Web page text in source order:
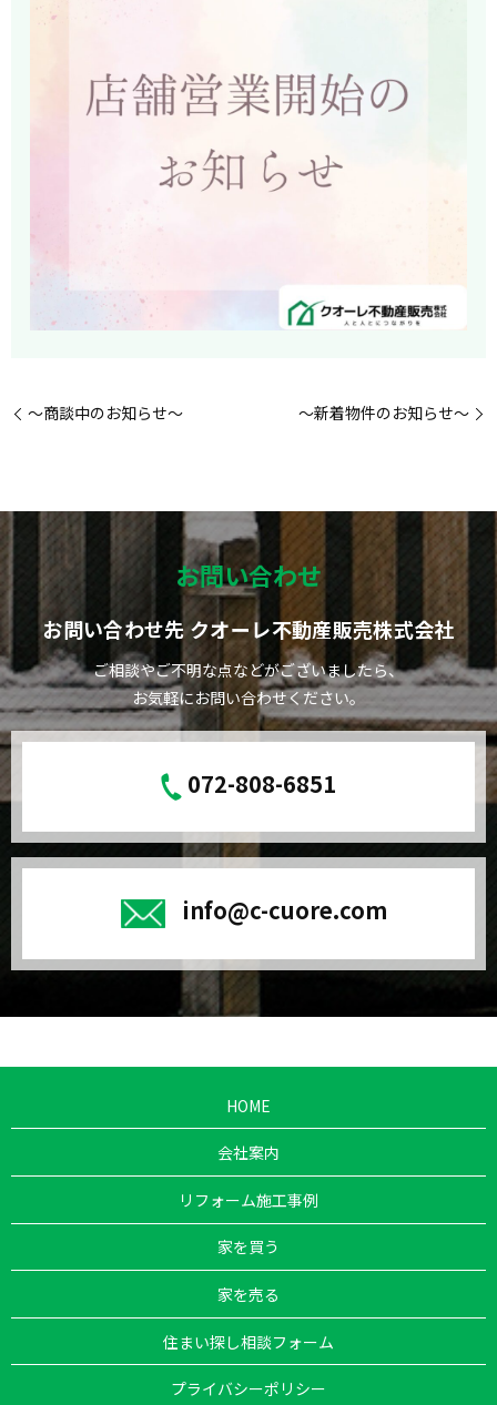
～商談中のお知らせ～ ～新着物件のお知らせ～
お問い合わせ
お問い合わせ先 クオーレ不動産販売株式会社
ご相談やご不明な点などがございましたら、
お気軽にお問い合わせください。
072-808-6851
info@c-cuore.com
HOME
会社案内
リフォーム施工事例
家を買う
家を売る
住まい探し相談フォーム
プライバシーポリシー